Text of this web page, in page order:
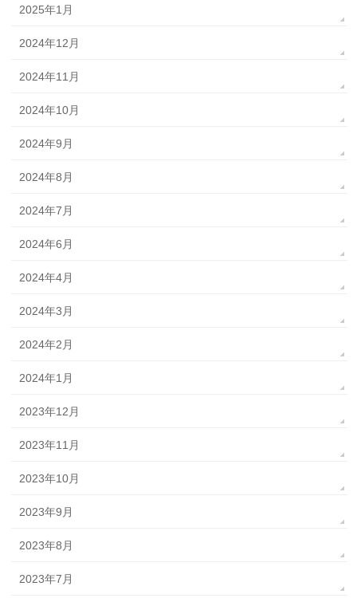
2025年1月
2024年12月
2024年11月
2024年10月
2024年9月
2024年8月
2024年7月
2024年6月
2024年4月
2024年3月
2024年2月
2024年1月
2023年12月
2023年11月
2023年10月
2023年9月
2023年8月
2023年7月